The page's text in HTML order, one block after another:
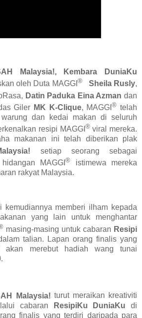
Malaysia!,
Kembara DuniaKu
oleh Duta MAGGI ® Sheila Rusly,
Datin Paduka Eina Azman dan
Giler MK K-Clique, MAGGI®telah
dan kedai makan di seluruh
resipi MAGGI ®viral mereka.
makanan ini telah diberikan plak
setiap seorang sebagai
MAGGI® istimewa mereka
rakyat Malaysia.
kemudiannya memberi ilham kepada
yang lain untuk menghantar
masing-masing untuk cabaran Resipi
talian. Lapan orang finalis yang
akan merebut hadiah wang tunai
Malaysia! turut meraikan kreativiti
cabaran
ResipiKu DuniaKu di
finalis yang terdiri daripada para